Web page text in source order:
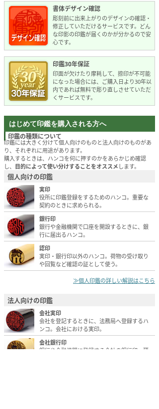
書体デザイン確認
彫刻前に出来上がりのデザインの確認・
修正していただけるサービスです。どん
な印影の印鑑が届くのかが分かるので安
心です。
印鑑30年保証
印面が欠けたり摩耗して、捺印が不可能
になった場合には、ご購入日より30年以
内であれば無料で彫り直しさせていただ
くサービスです。
はじめて印鑑を購入される方へ
印鑑の種類について
印鑑には大きく分けて個人向けのものと法人向けのものがあ
り、それぞれに用途があります。
購入するときは、ハンコを何に押すのかをあらかじめ確認
し、 目的によって使い分けすることをオススメ します。
個人向けの印鑑
実印
役所に印鑑登録をするためのハンコ。重要な
契約のときに求められる。
銀行印
銀行や金融機関で口座を開設するときに、銀
行に届出るハンコ。
認印
実印・銀行印以外のハンコ。荷物の受け取り
や回覧など確認の証として使う。
≫個人印鑑の詳しい解説はこちら
法人向けの印鑑
会社実印
会社を登記するときに、法務局へ登録するハ
ンコ。会社における実印。
会社銀行印
銀行や金融機関に登録する会社の銀行印。預